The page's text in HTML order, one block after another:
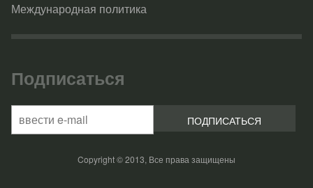
Международная политика
Подписаться
Copyright © 2013, Все права защищены